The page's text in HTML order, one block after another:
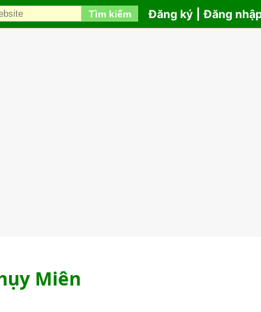
Tìm kiếm Đăng ký Đăng
Miên